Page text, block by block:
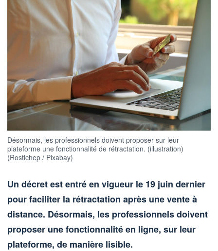
Désormais, les professionnels doivent proposer sur leur
plateforme une fonctionnalité de rétractation. (illustration)
(Rostichep / Pixabay)
Un décret est entré en vigueur le 19 juin dernier
pour faciliter la rétractation après une vente à
distance. Désormais, les professionnels doivent
proposer une fonctionnalité en ligne, sur leur
plateforme, de manière lisible.